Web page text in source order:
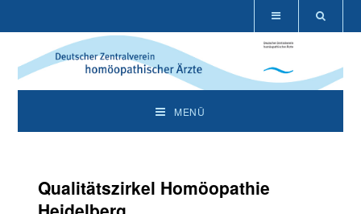
MENÜ
Qualitätszirkel Homöopathie